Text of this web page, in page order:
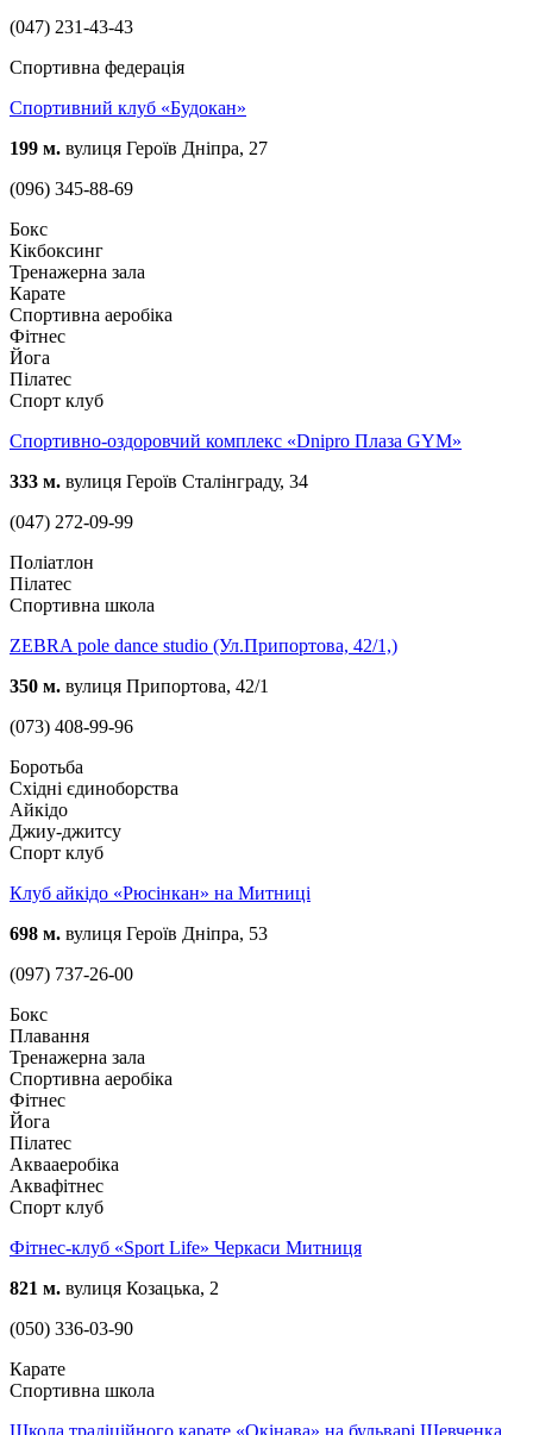
(047) 231-43-43
Спортивна федерація
Спортивний клуб «Будокан»
199 м. вулиця Героїв Дніпра, 27
(096) 345-88-69
Бокс
Кікбоксинг
Тренажерна зала
Карате
Спортивна аеробіка
Фітнес
Йога
Пілатес
Спорт клуб
Спортивно-оздоровчий комплекс «Dnipro Плаза GYM»
333 м. вулиця Героїв Сталінграду, 34
(047) 272-09-99
Поліатлон
Пілатес
Спортивна школа
ZEBRA pole dance studio (Ул.Припортова, 42/1,)
350 м. вулиця Припортова, 42/1
(073) 408-99-96
Боротьба
Східні єдиноборства
Айкідо
Джиу-джитсу
Спорт клуб
Клуб айкідо «Рюсінкан» на Митниці
698 м. вулиця Героїв Дніпра, 53
(097) 737-26-00
Бокс
Плавання
Тренажерна зала
Спортивна аеробіка
Фітнес
Йога
Пілатес
Аквааеробіка
Аквафітнес
Спорт клуб
Фітнес-клуб «Sport Life» Черкаси Митниця
821 м. вулиця Козацька, 2
(050) 336-03-90
Карате
Спортивна школа